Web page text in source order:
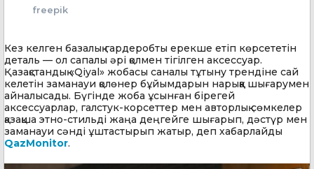
freepik
Кез келген базалық гардеробты ерекше етіп көрсететін
деталь — ол сапалы әрі қолмен тігілген аксессуар.
Қазақстандық «Qiyal» жобасы саналы тұтыну трендіне сай
келетін заманауи қолөнер бұйымдарын нарыққа шығарумен
айналысады. Бүгінде жоба ұсынған бірегей
аксессуарлар, галстук-корсеттер мен авторлық сөмкелер
қазақша этно-стильді жаңа деңгейге шығарып, дәстүр мен
заманауи сәнді ұштастырып жатыр, деп хабарлайды
QazMonitor.